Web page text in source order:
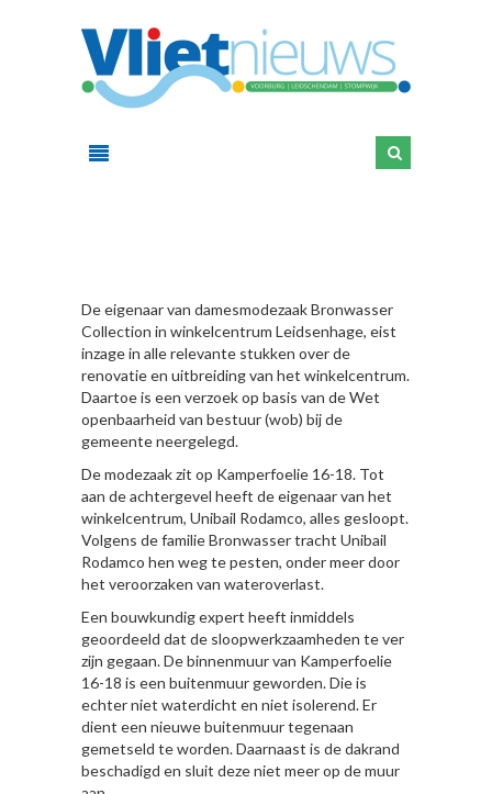
De eigenaar van damesmodezaak Bronwasser
Collection in winkelcentrum Leidsenhage, eist
inzage in alle relevante stukken over de
renovatie en uitbreiding van het winkelcentrum.
Daartoe is een verzoek op basis van de Wet
openbaarheid van bestuur (wob) bij de
gemeente neergelegd.
De modezaak zit op Kamperfoelie 16-18. Tot
aan de achtergevel heeft de eigenaar van het
winkelcentrum, Unibail Rodamco, alles gesloopt.
Volgens de familie Bronwasser tracht Unibail
Rodamco hen weg te pesten, onder meer door
het veroorzaken van wateroverlast.
Een bouwkundig expert heeft inmiddels
geoordeeld dat de sloopwerkzaamheden te ver
zijn gegaan. De binnenmuur van Kamperfoelie
16-18 is een buitenmuur geworden. Die is
echter niet waterdicht en niet isolerend. Er
dient een nieuwe buitenmuur tegenaan
gemetseld te worden. Daarnaast is de dakrand
beschadigd en sluit deze niet meer op de muur